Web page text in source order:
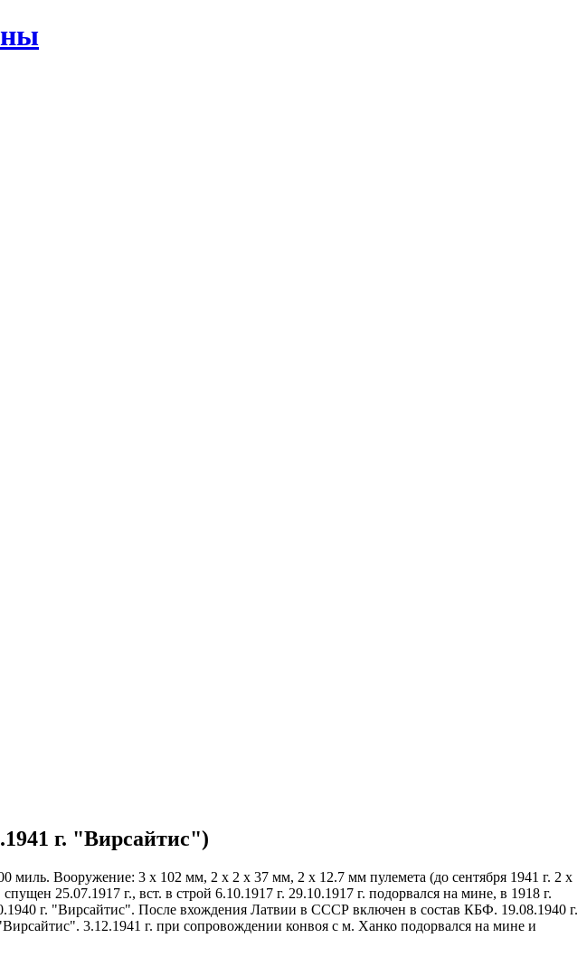
г. "Вирсайтис")
миль. Вооружение: 3 х 102 мм, 2 х 2 х 37 мм, 2 х 12.7 мм пулемета (до сентября 1941 г. 2 х
25.07.1917 г., вст. в строй 6.10.1917 г. 29.10.1917 г. подорвался на мине, в 1918 г.
г. "Вирсайтис". После вхождения Латвии в СССР включен в состав КБФ. 19.08.1940 г.
3.12.1941 г. при сопровождении конвоя с м. Ханко подорвался на мине и